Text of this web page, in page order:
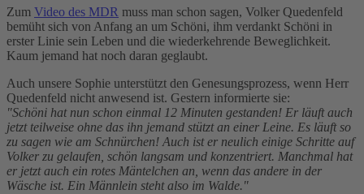
Zum Video des MDR muss man schon sagen, Volker Quedenfeld
bemüht sich von Anfang an um Schöni, ihm verdankt Schöni in
erster Linie sein Leben und die wiederkehrende Beweglichkeit.
Kaum jemand hat noch daran geglaubt.
Auch unsere Sophie unterstützt den Genesungsprozess, wenn Herr
Quedenfeld nicht anwesend ist. Gestern informierte sie:
"Schöni hat nun schon einmal 12 Minuten gestanden! Er läuft auch
jetzt teilweise ohne das ihn jemand stützt an einer Leine. Es läuft so
zu sagen wie am Schnürchen! Auch ist er neulich einige Schritte auf
Volker zu gelaufen, schön langsam und konzentriert. Manchmal hat
er jetzt auch ein rotes Mäntelchen an, wenn das andere in der
Wäsche ist. Ein Männlein steht also im Walde."